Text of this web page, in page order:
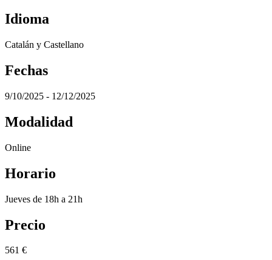
Idioma
Catalán y Castellano
Fechas
9/10/2025 - 12/12/2025
Modalidad
Online
Horario
Jueves de 18h a 21h
Precio
561 €